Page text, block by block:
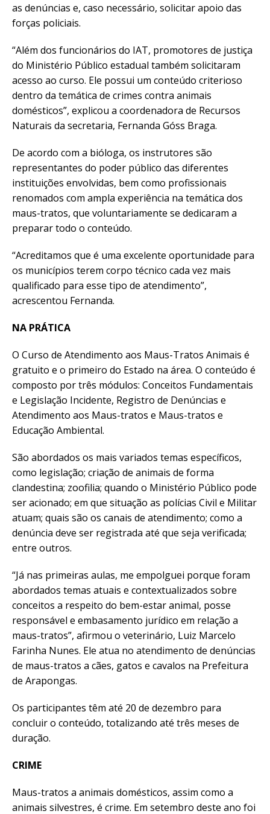
as denúncias e, caso necessário, solicitar apoio das
forças policiais.
“Além dos funcionários do IAT, promotores de justiça
do Ministério Público estadual também solicitaram
acesso ao curso. Ele possui um conteúdo criterioso
dentro da temática de crimes contra animais
domésticos”, explicou a coordenadora de Recursos
Naturais da secretaria, Fernanda Góss Braga.
De acordo com a bióloga, os instrutores são
representantes do poder público das diferentes
instituições envolvidas, bem como profissionais
renomados com ampla experiência na temática dos
maus-tratos, que voluntariamente se dedicaram a
preparar todo o conteúdo.
“Acreditamos que é uma excelente oportunidade para
os municípios terem corpo técnico cada vez mais
qualificado para esse tipo de atendimento”,
acrescentou Fernanda.
NA PRÁTICA
O Curso de Atendimento aos Maus-Tratos Animais é
gratuito e o primeiro do Estado na área. O conteúdo é
composto por três módulos: Conceitos Fundamentais
e Legislação Incidente, Registro de Denúncias e
Atendimento aos Maus-tratos e Maus-tratos e
Educação Ambiental.
São abordados os mais variados temas específicos,
como legislação; criação de animais de forma
clandestina; zoofilia; quando o Ministério Público pode
ser acionado; em que situação as polícias Civil e Militar
atuam; quais são os canais de atendimento; como a
denúncia deve ser registrada até que seja verificada;
entre outros.
“Já nas primeiras aulas, me empolguei porque foram
abordados temas atuais e contextualizados sobre
conceitos a respeito do bem-estar animal, posse
responsável e embasamento jurídico em relação a
maus-tratos”, afirmou o veterinário, Luiz Marcelo
Farinha Nunes. Ele atua no atendimento de denúncias
de maus-tratos a cães, gatos e cavalos na Prefeitura
de Arapongas.
Os participantes têm até 20 de dezembro para
concluir o conteúdo, totalizando até três meses de
duração.
CRIME
Maus-tratos a animais domésticos, assim como a
animais silvestres, é crime. Em setembro deste ano foi